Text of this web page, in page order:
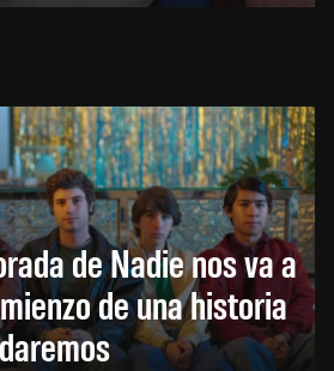
de Nadie nos va a
de una historia